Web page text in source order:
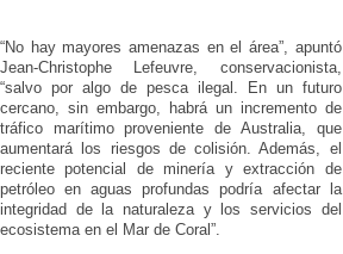
“No hay mayores amenazas en el área”, apuntó
Jean-Christophe Lefeuvre, conservacionista,
“salvo por algo de pesca ilegal. En un futuro
cercano, sin embargo, habrá un incremento de
tráfico marítimo proveniente de Australia, que
aumentará los riesgos de colisión. Además, el
reciente potencial de minería y extracción de
petróleo en aguas profundas podría afectar la
integridad de la naturaleza y los servicios del
ecosistema en el Mar de Coral”.